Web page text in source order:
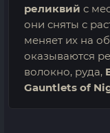
реликвий с
они сняты с
меняет их на
оказываются
волокно, руда,
Gauntlets of